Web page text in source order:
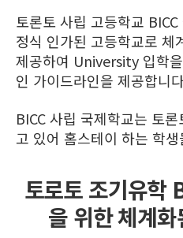
토론토 사립 고등학교
정식 인가된 고등학교로 체
제공하여 University 입학
인 가이드라인을 제공합니
BICC 사립 국제학교는 토
고 있어 홈스테이 하는 학
토로토 조기유학
을 위한 체계